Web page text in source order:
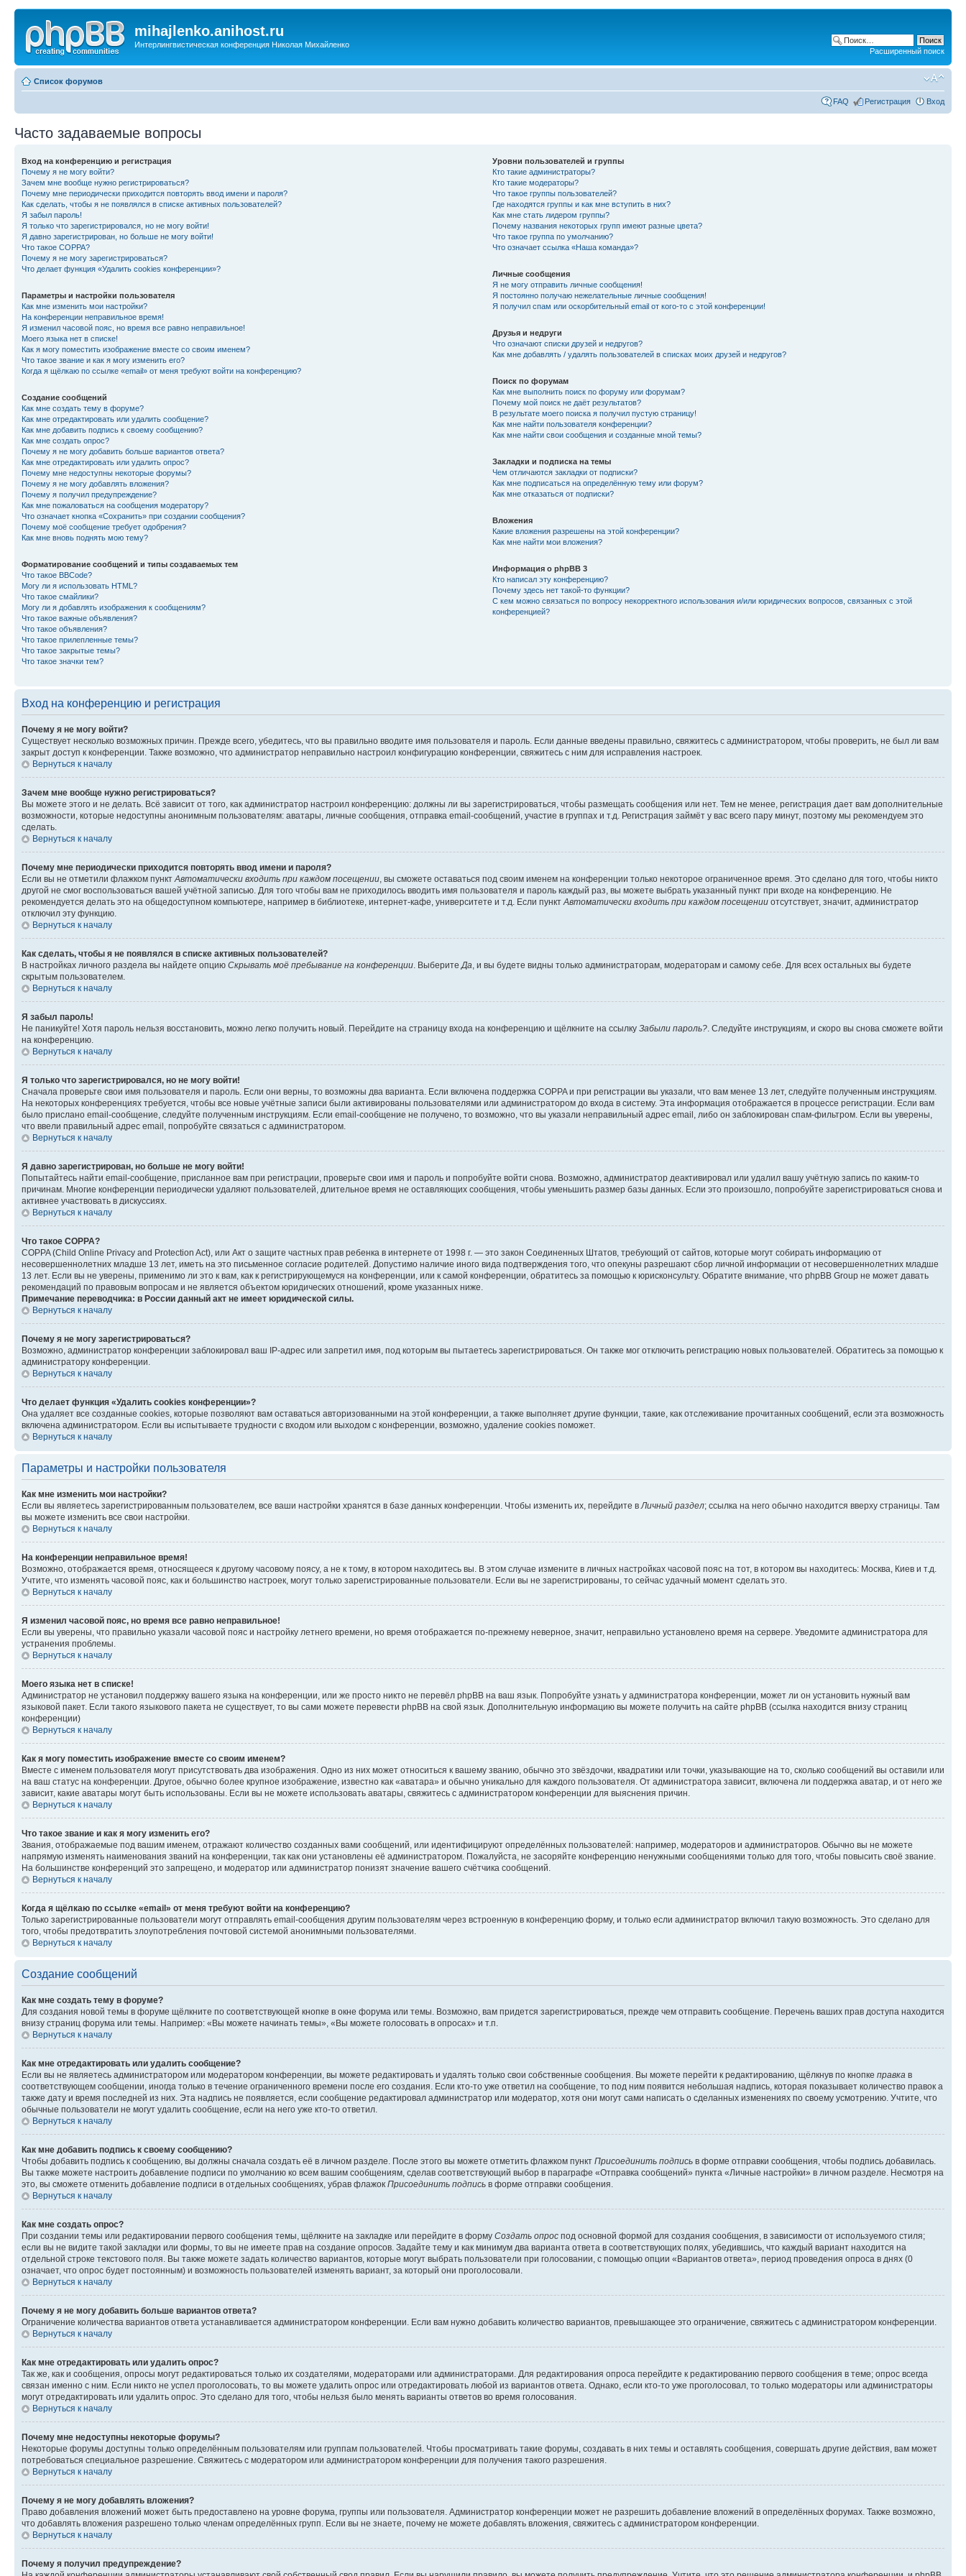
mihajlenko.anihost.ru
Интерлингвистическая конференция Николая Михайленко
Расширенный поиск
Список форумов
FAQ Регистрация Вход
Часто задаваемые вопросы
Вход на конференцию и регистрация
Почему я не могу войти?
Зачем мне вообще нужно регистрироваться?
Почему мне периодически приходится повторять ввод имени и пароля?
Как сделать, чтобы я не появлялся в списке активных пользователей?
Я забыл пароль!
Я только что зарегистрировался, но не могу войти!
Я давно зарегистрирован, но больше не могу войти!
Что такое COPPA?
Почему я не могу зарегистрироваться?
Что делает функция «Удалить cookies конференции»?
Параметры и настройки пользователя
Как мне изменить мои настройки?
На конференции неправильное время!
Я изменил часовой пояс, но время все равно неправильное!
Моего языка нет в списке!
Как я могу поместить изображение вместе со своим именем?
Что такое звание и как я могу изменить его?
Когда я щёлкаю по ссылке «email» от меня требуют войти на конференцию?
Создание сообщений
Как мне создать тему в форуме?
Как мне отредактировать или удалить сообщение?
Как мне добавить подпись к своему сообщению?
Как мне создать опрос?
Почему я не могу добавить больше вариантов ответа?
Как мне отредактировать или удалить опрос?
Почему мне недоступны некоторые форумы?
Почему я не могу добавлять вложения?
Почему я получил предупреждение?
Как мне пожаловаться на сообщения модератору?
Что означает кнопка «Сохранить» при создании сообщения?
Почему моё сообщение требует одобрения?
Как мне вновь поднять мою тему?
Форматирование сообщений и типы создаваемых тем
Что такое BBCode?
Могу ли я использовать HTML?
Что такое смайлики?
Могу ли я добавлять изображения к сообщениям?
Что такое важные объявления?
Что такое объявления?
Что такое прилепленные темы?
Что такое закрытые темы?
Что такое значки тем?
Уровни пользователей и группы
Кто такие администраторы?
Кто такие модераторы?
Что такое группы пользователей?
Где находятся группы и как мне вступить в них?
Как мне стать лидером группы?
Почему названия некоторых групп имеют разные цвета?
Что такое группа по умолчанию?
Что означает ссылка «Наша команда»?
Личные сообщения
Я не могу отправить личные сообщения!
Я постоянно получаю нежелательные личные сообщения!
Я получил спам или оскорбительный email от кого-то с этой конференции!
Друзья и недруги
Что означают списки друзей и недругов?
Как мне добавлять / удалять пользователей в списках моих друзей и недругов?
Поиск по форумам
Как мне выполнить поиск по форуму или форумам?
Почему мой поиск не даёт результатов?
В результате моего поиска я получил пустую страницу!
Как мне найти пользователя конференции?
Как мне найти свои сообщения и созданные мной темы?
Закладки и подписка на темы
Чем отличаются закладки от подписки?
Как мне подписаться на определённую тему или форум?
Как мне отказаться от подписки?
Вложения
Какие вложения разрешены на этой конференции?
Как мне найти мои вложения?
Информация о phpBB 3
Кто написал эту конференцию?
Почему здесь нет такой-то функции?
С кем можно связаться по вопросу некорректного использования и/или юридических вопросов, связанных с этой
конференцией?
Вход на конференцию и регистрация
Почему я не могу войти?
Существует несколько возможных причин. Прежде всего, убедитесь, что вы правильно вводите имя пользователя и пароль. Если данные введены правильно, свяжитесь с администратором, чтобы проверить, не был ли вам
закрыт доступ к конференции. Также возможно, что администратор неправильно настроил конфигурацию конференции, свяжитесь с ним для исправления настроек.
Вернуться к началу
Зачем мне вообще нужно регистрироваться?
Вы можете этого и не делать. Всё зависит от того, как администратор настроил конференцию: должны ли вы зарегистрироваться, чтобы размещать сообщения или нет. Тем не менее, регистрация дает вам дополнительные
возможности, которые недоступны анонимным пользователям: аватары, личные сообщения, отправка email-сообщений, участие в группах и т.д. Регистрация займёт у вас всего пару минут, поэтому мы рекомендуем это
сделать.
Вернуться к началу
Почему мне периодически приходится повторять ввод имени и пароля?
Если вы не отметили флажком пункт Автоматически входить при каждом посещении , вы сможете оставаться под своим именем на конференции только некоторое ограниченное время. Это сделано для того, чтобы никто
другой не смог воспользоваться вашей учётной записью. Для того чтобы вам не приходилось вводить имя пользователя и пароль каждый раз, вы можете выбрать указанный пункт при входе на конференцию. Не
рекомендуется делать это на общедоступном компьютере, например в библиотеке, интернет-кафе, университете и т.д. Если пункт Автоматически входить при каждом посещении отсутствует, значит, администратор
отключил эту функцию.
Вернуться к началу
Как сделать, чтобы я не появлялся в списке активных пользователей?
В настройках личного раздела вы найдете опцию Скрывать моё пребывание на конференции . Выберите Да , и вы будете видны только администраторам, модераторам и самому себе. Для всех остальных вы будете
скрытым пользователем.
Вернуться к началу
Я забыл пароль!
Не паникуйте! Хотя пароль нельзя восстановить, можно легко получить новый. Перейдите на страницу входа на конференцию и щёлкните на ссылку Забыли пароль? . Следуйте инструкциям, и скоро вы снова сможете войти
на конференцию.
Вернуться к началу
Я только что зарегистрировался, но не могу войти!
Сначала проверьте свои имя пользователя и пароль. Если они верны, то возможны два варианта. Если включена поддержка COPPA и при регистрации вы указали, что вам менее 13 лет, следуйте полученным инструкциям.
На некоторых конференциях требуется, чтобы все новые учётные записи были активированы пользователями или администратором до входа в систему. Эта информация отображается в процессе регистрации. Если вам
было прислано email-сообщение, следуйте полученным инструкциям. Если email-сообщение не получено, то возможно, что вы указали неправильный адрес email, либо он заблокирован спам-фильтром. Если вы уверены,
что ввели правильный адрес email, попробуйте связаться с администратором.
Вернуться к началу
Я давно зарегистрирован, но больше не могу войти!
Попытайтесь найти email-сообщение, присланное вам при регистрации, проверьте свои имя и пароль и попробуйте войти снова. Возможно, администратор деактивировал или удалил вашу учётную запись по каким-то
причинам. Многие конференции периодически удаляют пользователей, длительное время не оставляющих сообщения, чтобы уменьшить размер базы данных. Если это произошло, попробуйте зарегистрироваться снова и
активнее участвовать в дискуссиях.
Вернуться к началу
Что такое COPPA?
COPPA (Child Online Privacy and Protection Act), или Акт о защите частных прав ребенка в интернете от 1998 г. — это закон Соединенных Штатов, требующий от сайтов, которые могут собирать информацию от
несовершеннолетних младше 13 лет, иметь на это письменное согласие родителей. Допустимо наличие иного вида подтверждения того, что опекуны разрешают сбор личной информации от несовершеннолетних младше
13 лет. Если вы не уверены, применимо ли это к вам, как к регистрирующемуся на конференции, или к самой конференции, обратитесь за помощью к юрисконсульту. Обратите внимание, что phpBB Group не может давать
рекомендаций по правовым вопросам и не является объектом юридических отношений, кроме указанных ниже.
Примечание переводчика: в России данный акт не имеет юридической силы.
Вернуться к началу
Почему я не могу зарегистрироваться?
Возможно, администратор конференции заблокировал ваш IP-адрес или запретил имя, под которым вы пытаетесь зарегистрироваться. Он также мог отключить регистрацию новых пользователей. Обратитесь за помощью к
администратору конференции.
Вернуться к началу
Что делает функция «Удалить cookies конференции»?
Она удаляет все созданные cookies, которые позволяют вам оставаться авторизованными на этой конференции, а также выполняет другие функции, такие, как отслеживание прочитанных сообщений, если эта возможность
включена администратором. Если вы испытываете трудности с входом или выходом с конференции, возможно, удаление cookies поможет.
Вернуться к началу
Параметры и настройки пользователя
Как мне изменить мои настройки?
Если вы являетесь зарегистрированным пользователем, все ваши настройки хранятся в базе данных конференции. Чтобы изменить их, перейдите в Личный раздел; ссылка на него обычно находится вверху страницы. Там
вы можете изменить все свои настройки.
Вернуться к началу
На конференции неправильное время!
Возможно, отображается время, относящееся к другому часовому поясу, а не к тому, в котором находитесь вы. В этом случае измените в личных настройках часовой пояс на тот, в котором вы находитесь: Москва, Киев и т.д.
Учтите, что изменять часовой пояс, как и большинство настроек, могут только зарегистрированные пользователи. Если вы не зарегистрированы, то сейчас удачный момент сделать это.
Вернуться к началу
Я изменил часовой пояс, но время все равно неправильное!
Если вы уверены, что правильно указали часовой пояс и настройку летнего времени, но время отображается по-прежнему неверное, значит, неправильно установлено время на сервере. Уведомите администратора для
устранения проблемы.
Вернуться к началу
Моего языка нет в списке!
Администратор не установил поддержку вашего языка на конференции, или же просто никто не перевёл phpBB на ваш язык. Попробуйте узнать у администратора конференции, может ли он установить нужный вам
языковой пакет. Если такого языкового пакета не существует, то вы сами можете перевести phpBB на свой язык. Дополнительную информацию вы можете получить на сайте phpBB (ссылка находится внизу страниц
конференции)
Вернуться к началу
Как я могу поместить изображение вместе со своим именем?
Вместе с именем пользователя могут присутствовать два изображения. Одно из них может относиться к вашему званию, обычно это звёздочки, квадратики или точки, указывающие на то, сколько сообщений вы оставили или
на ваш статус на конференции. Другое, обычно более крупное изображение, известно как «аватара» и обычно уникально для каждого пользователя. От администратора зависит, включена ли поддержка аватар, и от него же
зависит, какие аватары могут быть использованы. Если вы не можете использовать аватары, свяжитесь с администратором конференции для выяснения причин.
Вернуться к началу
Что такое звание и как я могу изменить его?
Звания, отображаемые под вашим именем, отражают количество созданных вами сообщений, или идентифицируют определённых пользователей: например, модераторов и администраторов. Обычно вы не можете
напрямую изменять наименования званий на конференции, так как они установлены её администратором. Пожалуйста, не засоряйте конференцию ненужными сообщениями только для того, чтобы повысить своё звание.
На большинстве конференций это запрещено, и модератор или администратор понизят значение вашего счётчика сообщений.
Вернуться к началу
Когда я щёлкаю по ссылке «email» от меня требуют войти на конференцию?
Только зарегистрированные пользователи могут отправлять email-сообщения другим пользователям через встроенную в конференцию форму, и только если администратор включил такую возможность. Это сделано для
того, чтобы предотвратить злоупотребления почтовой системой анонимными пользователями.
Вернуться к началу
Создание сообщений
Как мне создать тему в форуме?
Для создания новой темы в форуме щёлкните по соответствующей кнопке в окне форума или темы. Возможно, вам придется зарегистрироваться, прежде чем отправить сообщение. Перечень ваших прав доступа находится
внизу страниц форума или темы. Например: «Вы можете начинать темы», «Вы можете голосовать в опросах» и т.п.
Вернуться к началу
Как мне отредактировать или удалить сообщение?
Если вы не являетесь администратором или модератором конференции, вы можете редактировать и удалять только свои собственные сообщения. Вы можете перейти к редактированию, щёлкнув по кнопке правка в
соответствующем сообщении, иногда только в течение ограниченного времени после его создания. Если кто-то уже ответил на сообщение, то под ним появится небольшая надпись, которая показывает количество правок а
также дату и время последней из них. Эта надпись не появляется, если сообщение редактировал администратор или модератор, хотя они могут сами написать о сделанных изменениях по своему усмотрению. Учтите, что
обычные пользователи не могут удалить сообщение, если на него уже кто-то ответил.
Вернуться к началу
Как мне добавить подпись к своему сообщению?
Чтобы добавить подпись к сообщению, вы должны сначала создать её в личном разделе. После этого вы можете отметить флажком пункт Присоединить подпись в форме отправки сообщения, чтобы подпись добавилась.
Вы также можете настроить добавление подписи по умолчанию ко всем вашим сообщениям, сделав соответствующий выбор в параграфе «Отправка сообщений» пункта «Личные настройки» в личном разделе. Несмотря на
это, вы сможете отменить добавление подписи в отдельных сообщениях, убрав флажок Присоединить подпись в форме отправки сообщения.
Вернуться к началу
Как мне создать опрос?
При создании темы или редактировании первого сообщения темы, щёлкните на закладке или перейдите в форму Создать опрос под основной формой для создания сообщения, в зависимости от используемого стиля;
если вы не видите такой закладки или формы, то вы не имеете прав на создание опросов. Задайте тему и как минимум два варианта ответа в соответствующих полях, убедившись, что каждый вариант находится на
отдельной строке текстового поля. Вы также можете задать количество вариантов, которые могут выбрать пользователи при голосовании, с помощью опции «Вариантов ответа», период проведения опроса в днях (0
означает, что опрос будет постоянным) и возможность пользователей изменять вариант, за который они проголосовали.
Вернуться к началу
Почему я не могу добавить больше вариантов ответа?
Ограничение количества вариантов ответа устанавливается администратором конференции. Если вам нужно добавить количество вариантов, превышающее это ограничение, свяжитесь с администратором конференции.
Вернуться к началу
Как мне отредактировать или удалить опрос?
Так же, как и сообщения, опросы могут редактироваться только их создателями, модераторами или администраторами. Для редактирования опроса перейдите к редактированию первого сообщения в теме; опрос всегда
связан именно с ним. Если никто не успел проголосовать, то вы можете удалить опрос или отредактировать любой из вариантов ответа. Однако, если кто-то уже проголосовал, то только модераторы или администраторы
могут отредактировать или удалить опрос. Это сделано для того, чтобы нельзя было менять варианты ответов во время голосования.
Вернуться к началу
Почему мне недоступны некоторые форумы?
Некоторые форумы доступны только определённым пользователям или группам пользователей. Чтобы просматривать такие форумы, создавать в них темы и оставлять сообщения, совершать другие действия, вам может
потребоваться специальное разрешение. Свяжитесь с модератором или администратором конференции для получения такого разрешения.
Вернуться к началу
Почему я не могу добавлять вложения?
Право добавления вложений может быть предоставлено на уровне форума, группы или пользователя. Администратор конференции может не разрешить добавление вложений в определённых форумах. Также возможно,
что добавлять вложения разрешено только членам определённых групп. Если вы не знаете, почему не можете добавлять вложения, свяжитесь с администратором конференции.
Вернуться к началу
Почему я получил предупреждение?